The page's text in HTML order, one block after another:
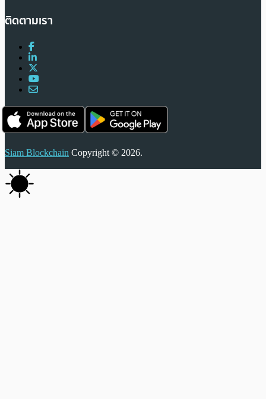
ติดตามเรา
Siam Blockchain Copyright © 2026.